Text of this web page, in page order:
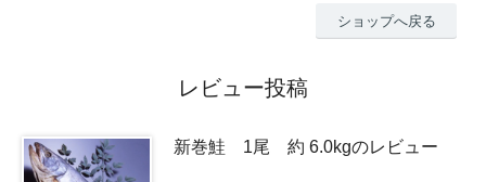
ショップへ戻る
レビュー投稿
新巻鮭 1尾 約 6.0kgのレビュー